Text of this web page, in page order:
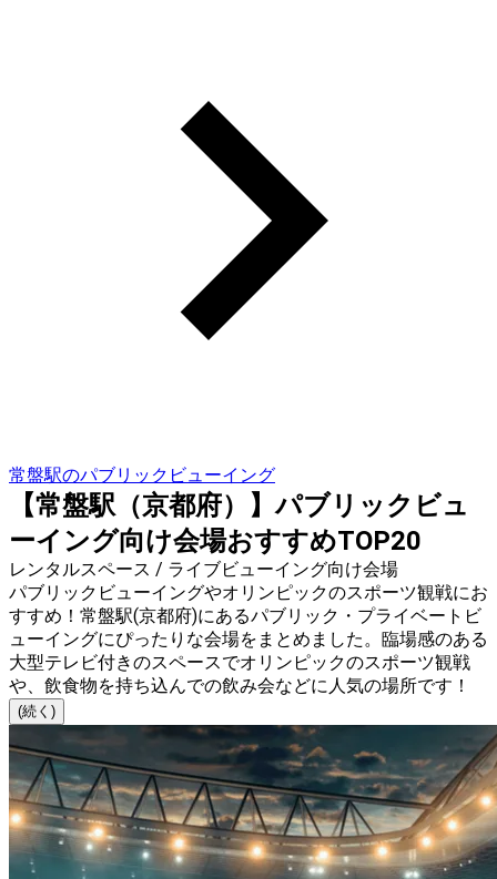
常盤駅のパブリックビューイング
【常盤駅（京都府）】パブリックビュ
ーイング向け会場おすすめTOP20
レンタルスペース / ライブビューイング向け会場
パブリックビューイングやオリンピックのスポーツ観戦にお
すすめ！常盤駅(京都府)にあるパブリック・プライベートビ
ューイングにぴったりな会場をまとめました。臨場感のある
大型テレビ付きのスペースでオリンピックのスポーツ観戦
や、飲食物を持ち込んでの飲み会などに人気の場所です！
(続く)